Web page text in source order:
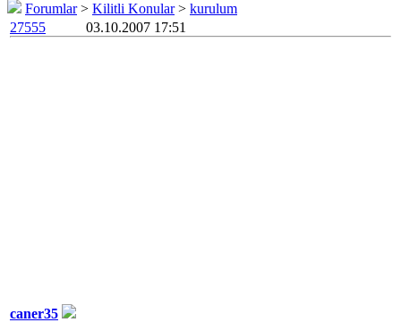
Forumlar> Kilitli Konular> kurulum
27555
03.10.2007 17:51
caner35